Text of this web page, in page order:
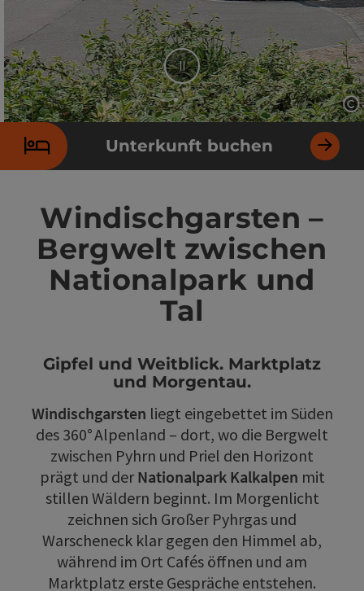
Stop
Element 2 von 4
Unterkunft buchen
Windischgarsten –
Bergwelt zwischen
Nationalpark und
Tal
Gipfel und Weitblick. Marktplatz
und Morgentau.
Windischgarsten liegt eingebettet im Süden
des 360° Alpenland – dort, wo die Bergwelt
zwischen Pyhrn und Priel den Horizont
prägt und derNationalpark Kalkalpen mit
stillen Wäldern beginnt. Im Morgenlicht
zeichnen sich Großer Pyhrgas und
Warscheneck klar gegen den Himmel ab,
während im Ort Cafés öffnen und am
Marktplatz erste Gespräche entstehen.